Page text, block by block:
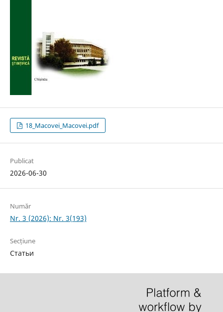
18_Macovei_Macovei.pdf
Publicat
2026-06-30
Număr
Nr. 3 (2026): Nr. 3(193)
Secțiune
Статьи